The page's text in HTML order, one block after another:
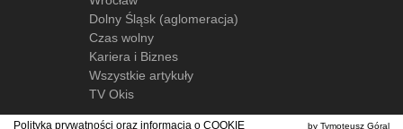
Dolny Śląsk (aglomeracja)
Czas wolny
Kariera i Biznes
Wszystkie artykuły
TV Okis
Polityka prywatności oraz informacja o COOKIE by Tymoteusz Góral